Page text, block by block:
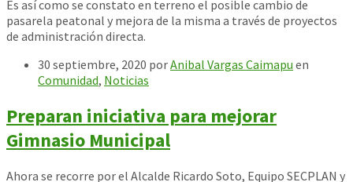
Es así como se constato en terreno el posible cambio de
pasarela peatonal y mejora de la misma a través de proyectos
de administración directa.
30 septiembre, 2020 porAnibal Vargas Caimapu en
Comunidad, Noticias
Preparan iniciativa para mejorar
Gimnasio Municipal
Ahora se recorre por el Alcalde Ricardo Soto, Equipo SECPLAN y